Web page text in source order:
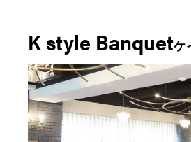
K style Banquetケ